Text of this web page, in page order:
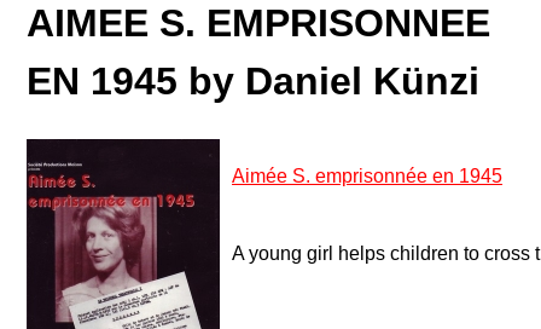
AIMEE S. EMPRISONNEE
EN 1945 by Daniel Künzi
Aimée S. emprisonnée en 1945
A young girl helps children to cross